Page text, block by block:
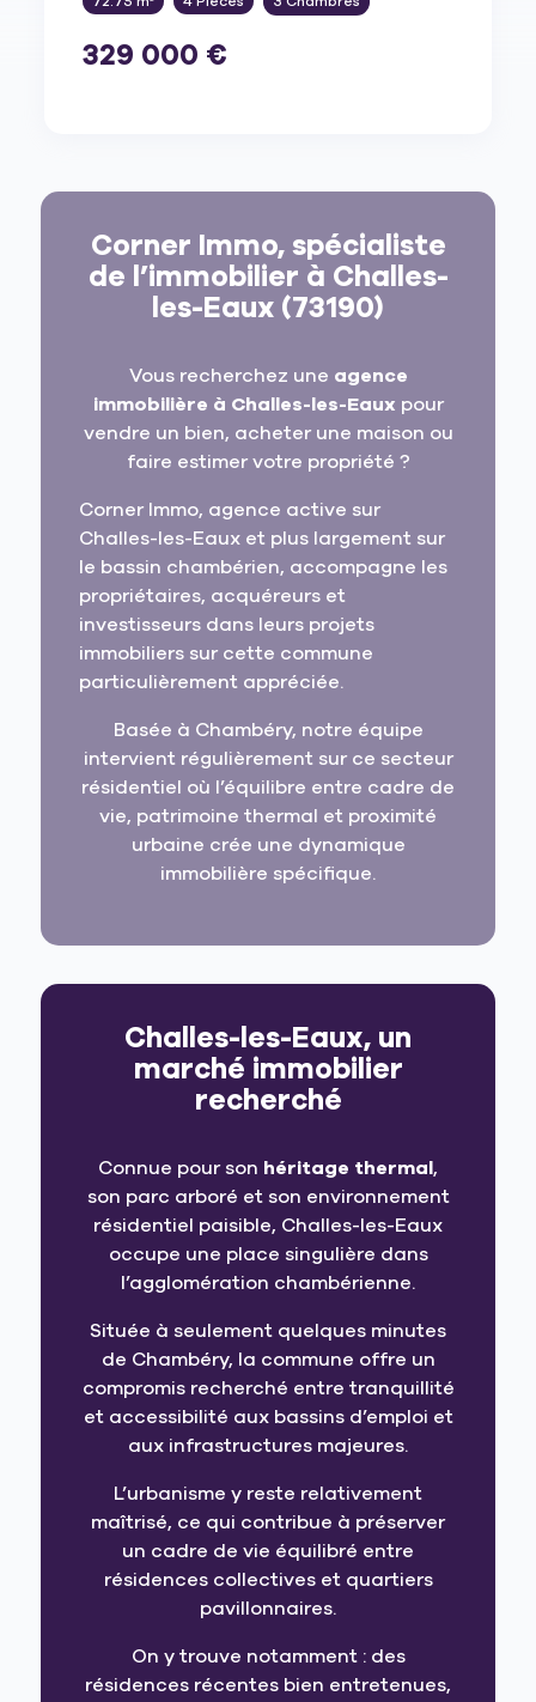
329 000 €
Corner Immo, spécialiste
de l’immobilier à Challes-
les-Eaux (73190)
Vous recherchez une agence
immobilière à Challes-les-Eaux pour
vendre un bien, acheter une maison ou
faire estimer votre propriété ?
Corner Immo, agence active sur
Challes-les-Eaux et plus largement sur
le bassin chambérien, accompagne les
propriétaires, acquéreurs et
investisseurs dans leurs projets
immobiliers sur cette commune
particulièrement appréciée.
Basée à Chambéry, notre équipe
intervient régulièrement sur ce secteur
résidentiel où l’équilibre entre cadre de
vie, patrimoine thermal et proximité
urbaine crée une dynamique
immobilière spécifique.
Challes-les-Eaux, un
marché immobilier
recherché
Connue pour son héritage thermal,
son parc arboré et son environnement
résidentiel paisible, Challes-les-Eaux
occupe une place singulière dans
l’agglomération chambérienne.
Située à seulement quelques minutes
de Chambéry, la commune offre un
compromis recherché entre tranquillité
et accessibilité aux bassins d’emploi et
aux infrastructures majeures.
L’urbanisme y reste relativement
maîtrisé, ce qui contribue à préserver
un cadre de vie équilibré entre
résidences collectives et quartiers
pavillonnaires.
On y trouve notamment : des
résidences récentes bien entretenues,